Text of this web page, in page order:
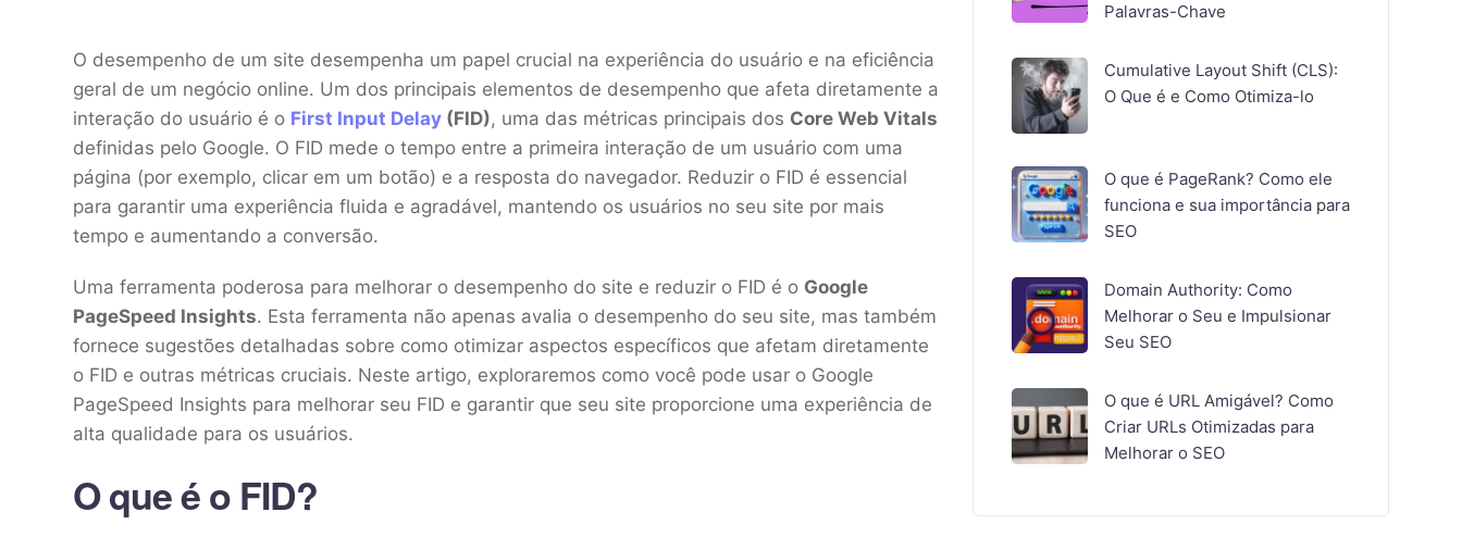
O desempenho de um site desempenha um papel crucial na experiência do usuário e na eficiência
geral de um negócio online. Um dos principais elementos de desempenho que afeta diretamente a
interação do usuário é o First Input Delay (FID), uma das métricas principais dos Core Web Vitals
definidas pelo Google. O FID mede o tempo entre a primeira interação de um usuário com uma
página (por exemplo, clicar em um botão) e a resposta do navegador. Reduzir o FID é essencial
para garantir uma experiência fluida e agradável, mantendo os usuários no seu site por mais
tempo e aumentando a conversão.
Uma ferramenta poderosa para melhorar o desempenho do site e reduzir o FID é o Google
PageSpeed Insights. Esta ferramenta não apenas avalia o desempenho do seu site, mas também
fornece sugestões detalhadas sobre como otimizar aspectos específicos que afetam diretamente
o FID e outras métricas cruciais. Neste artigo, exploraremos como você pode usar o Google
PageSpeed Insights para melhorar seu FID e garantir que seu site proporcione uma experiência de
alta qualidade para os usuários.
O que é o FID?
Palavras-Chave
Cumulative Layout Shift (CLS):
O Que é e Como Otimiza-lo
O que é PageRank? Como ele
funciona e sua importância para
SEO
Domain Authority: Como
Melhorar o Seu e Impulsionar
Seu SEO
O que é URL Amigável? Como
Criar URLs Otimizadas para
Melhorar o SEO